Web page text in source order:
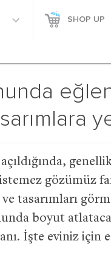
SHOP UP
gözümüz
tasarımları
boyut
İşte eviniz için